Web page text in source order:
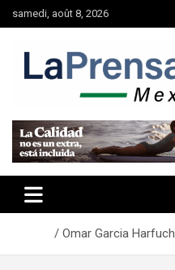
au
samedi, août 8, 2026
Omar Garcia Harfuch